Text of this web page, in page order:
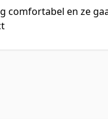
comfortabel en ze